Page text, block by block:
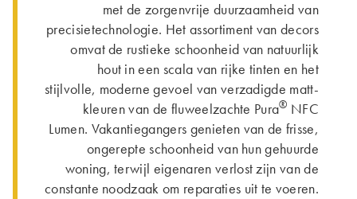
met de zorgenvrije duurzaamheid van
precisietechnologie. Het assortiment van decors
omvat de rustieke schoonheid van natuurlijk
hout in een scala van rijke tinten en het
stijlvolle, moderne gevoel van verzadigde matt-
kleuren van de fluweelzachte Pura® NFC
Lumen. Vakantiegangers genieten van de frisse,
ongerepte schoonheid van hun gehuurde
woning, terwijl eigenaren verlost zijn van de
constante noodzaak om reparaties uit te voeren.